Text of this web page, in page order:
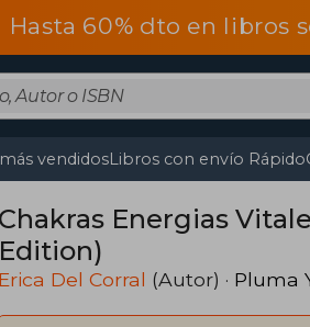
Hasta 60% dto en libros
vendidosLibros con envío Rápido
Chakras Energias
Edition)
Erica Del Corral (Autor) · Pluma